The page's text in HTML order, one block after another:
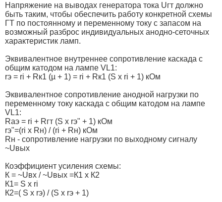
Напряжение на выводах генератора тока Uгт должно
быть таким, чтобы обеспечить работу конкретной схемы
ГТ по постоянному и переменному току с запасом на
возможный разброс индивидуальных анодно-сеточных
характеристик ламп.
Эквивалентное внутреннее сопротивление каскада с
общим катодом на лампе VL1:
rэ = ri + Rк1 (µ + 1) = ri + Rк1 (S х ri + 1) кОм
Эквивалентное сопротивление анодной нагрузки по
переменному току каскада с общим катодом на лампе
VL1:
Rаэ = ri + Rгт (S х rэ" + 1) кОм
rэ"=(ri х Rн) / (ri + Rн) кОм
Rн - сопротивление нагрузки по выходному сигналу
~Uвых
Коэффициент усиления схемы:
К = ~Uвх / ~Uвых =К1 х К2
К1= S х ri
К2=( S х rэ) / (S х rэ + 1)